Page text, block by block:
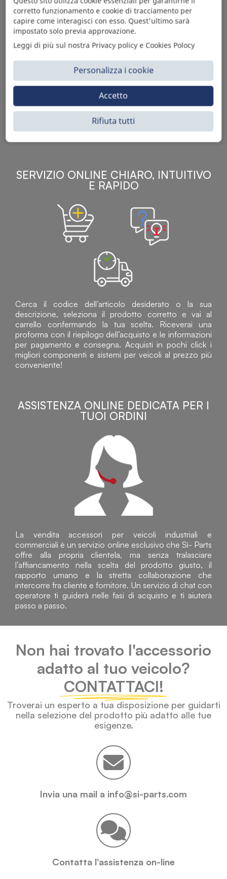
Sì Parts S.r.l. è leader nella distribuzione e vendita di
accessori per veicoli off-highway. Riconosciuto in tutto
il mondo per l’elevato standard qualitativo dei prodotti a
catalogo, attraverso la vendita B2B del ricco
assortimento di articoli originali rivolti a ricambisti,
officine meccaniche, aziende con parco macchine.
SERVIZIO ONLINE CHIARO, INTUITIVO
E RAPIDO
Cerca il codice dell’articolo desiderato o la sua
descrizione, seleziona il prodotto corretto e vai al
carrello confermando la tua scelta. Riceverai una
proforma con il riepilogo dell’acquisto e le informazioni
per pagamento e consegna. Acquisti in pochi click i
migliori componenti e sistemi per veicoli al prezzo più
conveniente!
ASSISTENZA ONLINE DEDICATA PER I
TUOI ORDINI
La vendita accessori per veicoli industriali e
commerciali è un servizio online esclusivo che Sì- Parts
offre alla propria clientela, ma senza tralasciare
l’affiancamento nella scelta del prodotto giusto, il
rapporto umano e la stretta collaborazione che
intercorre fra cliente e fornitore. Un servizio di chat con
operatore ti guiderà nelle fasi di acquisto e ti aiuterà
passo a passo.
Non hai trovato l'accessorio
adatto al tuo veicolo?
CONTATTACI!
Troverai un esperto a tua disposizione per guidarti
nella selezione del prodotto più adatto alle tue
esigenze.
Invia una mail a info@si-parts.com
Contatta l'assistenza on-line
corretto funzionamento e cookie di tracciamento per
capire come interagisci con esso. Quest'ultimo sarà
impostato solo previa approvazione.
Leggi di più sul nostra Privacy policy e Cookies Polocy
Personalizza i cookie
Rifiuta tutti
Accetto